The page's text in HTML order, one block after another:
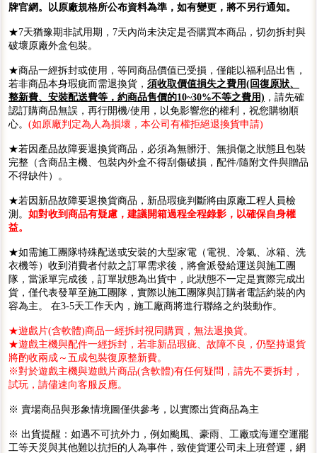
牌官網。以原廠規格所公布資料為準，如有變更，將不另行通知。
★7天猶豫期非試用期，7天內尚未決定是否購買本商品，切勿拆封與
破壞原廠外盒包裝。
★商品一經拆封或使用，等同商品價值已受損，僅能以福利品出售，
若非商品本身瑕疵而需退換貨， 須收取價值損失之費用(回復原狀、
整新費、安裝配送費等，約商品售價的10~30%不等之費用) ，請先確
認訂購商品無誤，再行開機/使用，以免影響您的權利，祝您購物順
心。 (如原廠判定為人為損壞，本公司有權拒絕退換貨申請)
★若因產品故障要退換貨商品，必須為無髒汙、無損傷之狀態且包裝
完整（含商品主機、包裝內外盒不得刮傷破損，配件/隨附文件與贈品
不得缺件）。
★若因新品故障要退換貨商品，新品瑕疵判斷將由原廠工程人員檢
測。 如對收到商品有疑慮，建議開箱過程全程錄影，以確保自身權
益。
★如需施工團隊特殊配送或安裝的大型家電（電視、冷氣、冰箱、洗
衣機等）收到消費者付款之訂單需求後，將會派發給運送與施工團
隊，當派單完成後，訂單狀態為出貨中，此狀態不一定是實際完成出
貨，僅代表發單至施工團隊，實際以施工團隊與訂購者電話約裝的內
容為主。 在3-5天工作天內，施工廠商將進行聯絡之約裝動作。
★遊戲片(含軟體)商品一經拆封視同購買，無法退換貨。
★遊戲主機與配件一經拆封，若非新品瑕疵、故障不良，仍堅持退貨
將酌收兩成～五成包裝復原整新費。
※對於遊戲主機與遊戲片商品(含軟體)有任何疑問，請先不要拆封，
試玩，請儘速向客服反應。
※ 賣場商品與形象情境圖僅供參考，以實際出貨商品為主
※ 出貨提醒：如遇不可抗外力，例如颱風、豪雨、工廠或海運空運罷
工等天災與其他難以抗拒的人為事件，致使貨運公司未上班營運，網